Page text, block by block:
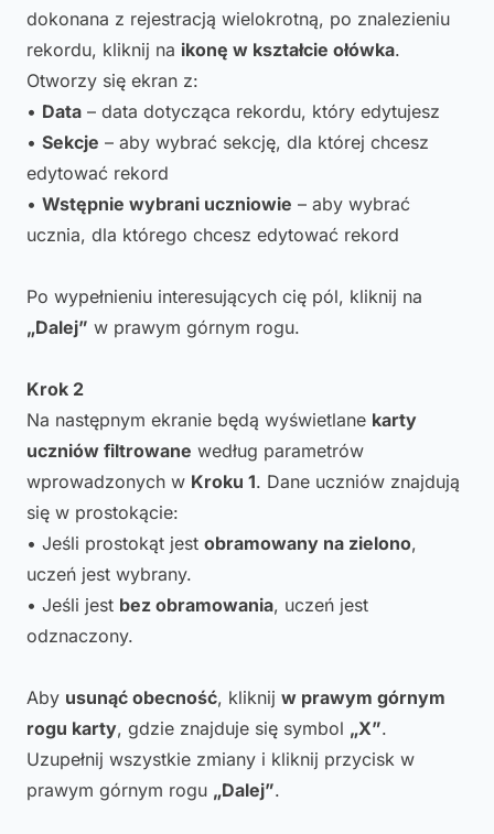
dokonana z rejestracją wielokrotną, po znalezieniu
rekordu, kliknij na ikonę w kształcie ołówka.
Otworzy się ekran z:
• Data – data dotycząca rekordu, który edytujesz
• Sekcje – aby wybrać sekcję, dla której chcesz
edytować rekord
• Wstępnie wybrani uczniowie – aby wybrać
ucznia, dla którego chcesz edytować rekord
Po wypełnieniu interesujących cię pól, kliknij na
„Dalej” w prawym górnym rogu.
Krok 2
Na następnym ekranie będą wyświetlane karty
uczniów filtrowane według parametrów
wprowadzonych w Kroku 1. Dane uczniów znajdują
się w prostokącie:
• Jeśli prostokąt jest obramowany na zielono,
uczeń jest wybrany.
• Jeśli jest bez obramowania, uczeń jest
odznaczony.
Aby usunąć obecność, kliknij w prawym górnym
rogu karty, gdzie znajduje się symbol „X”.
Uzupełnij wszystkie zmiany i kliknij przycisk w
prawym górnym rogu „Dalej”.